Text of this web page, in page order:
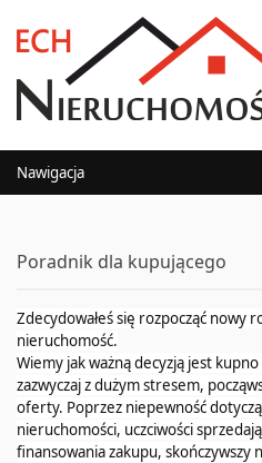
Nawigacja
Poradnik dla kupującego
Zdecydowałeś się rozpocząć nowy
nieruchomość.
Wiemy jak ważną decyzją jest
zazwyczaj z dużym stresem,
oferty. Poprzez niepewność
nieruchomości, uczciwości
finansowania zakupu, skończywszy